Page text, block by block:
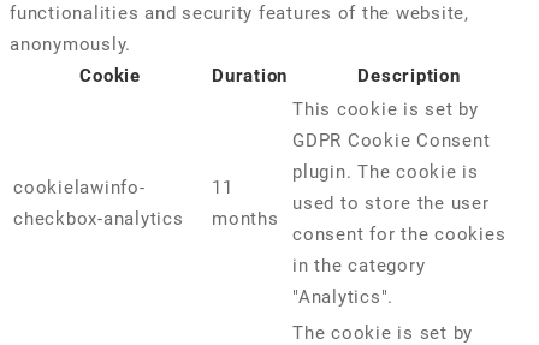
functionalities and security features of the website,
anonymously.
Cookie
Duration Description
cookielawinfo-
checkbox-analytics
11
months
This cookie is set by
GDPR Cookie Consent
plugin. The cookie is
used to store the user
consent for the cookies
in the category
"Analytics".
The cookie is set by